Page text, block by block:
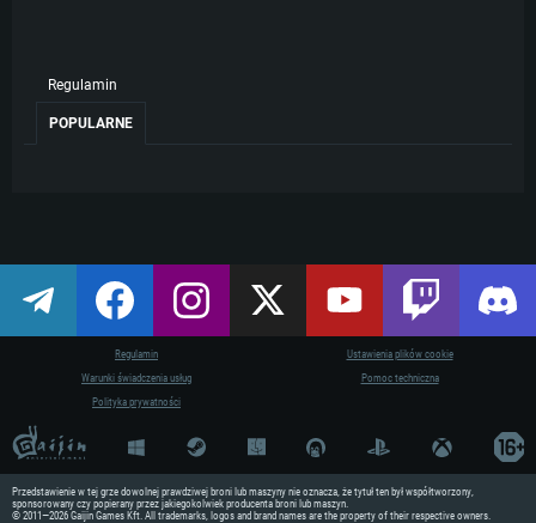
Regulamin
POPULARNE
Regulamin
Warunki świadczenia usług
Polityka prywatności
Ustawienia plików cookie
Pomoc techniczna
Przedstawienie w tej grze dowolnej prawdziwej broni lub maszyny nie oznacza, że tytuł ten był współtworzony,
sponsorowany czy popierany przez jakiegokolwiek producenta broni lub maszyn.
© 2011—2026 Gaijin Games Kft. All trademarks, logos and brand names are the property of their respective owners.